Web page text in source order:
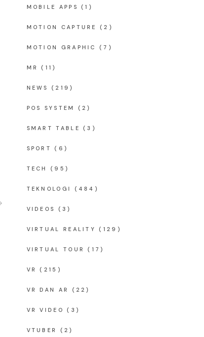
MOBILE APPS (1)
MOTION CAPTURE (2)
MOTION GRAPHIC (7)
MR (11)
NEWS (219)
POS SYSTEM (2)
SMART TABLE (3)
SPORT (6)
TECH (95)
TEKNOLOGI (484)
VIDEOS (3)
VIRTUAL REALITY (129)
VIRTUAL TOUR (17)
VR (215)
VR DAN AR (22)
VR VIDEO (3)
VTUBER (2)